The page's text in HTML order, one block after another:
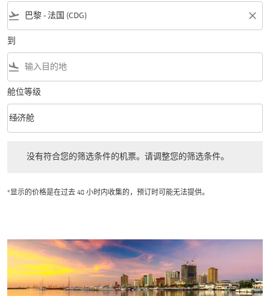
flight_takeoff close
到
flight_land
舱位等级
舱位等级 option 经济舱 Selected
经济舱
keyboard_arrow_down
没有符合您的筛选条件的机票。请调整您的筛选条件。
*显示的价格是在过去 48 小时内收集的，预订时可能无法提供。